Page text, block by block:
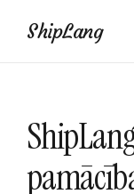
ShipLang